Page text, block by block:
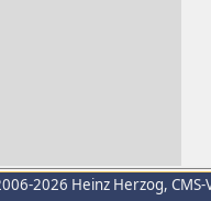
2026 Heinz Herzog,